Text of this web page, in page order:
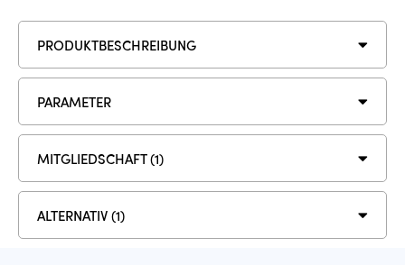
PRODUKTBESCHREIBUNG
PARAMETER
MITGLIEDSCHAFT (1)
ALTERNATIV (1)